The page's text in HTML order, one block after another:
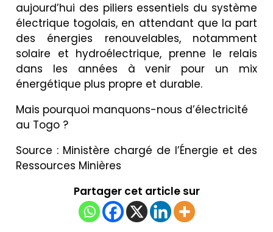
aujourd’hui des piliers essentiels du système
électrique togolais, en attendant que la part
des énergies renouvelables, notamment
solaire et hydroélectrique, prenne le relais
dans les années à venir pour un mix
énergétique plus propre et durable.
Mais pourquoi manquons-nous d’électricité
au Togo ?
Source : Ministère chargé de l’Énergie et des
Ressources Minières
Partager cet article sur